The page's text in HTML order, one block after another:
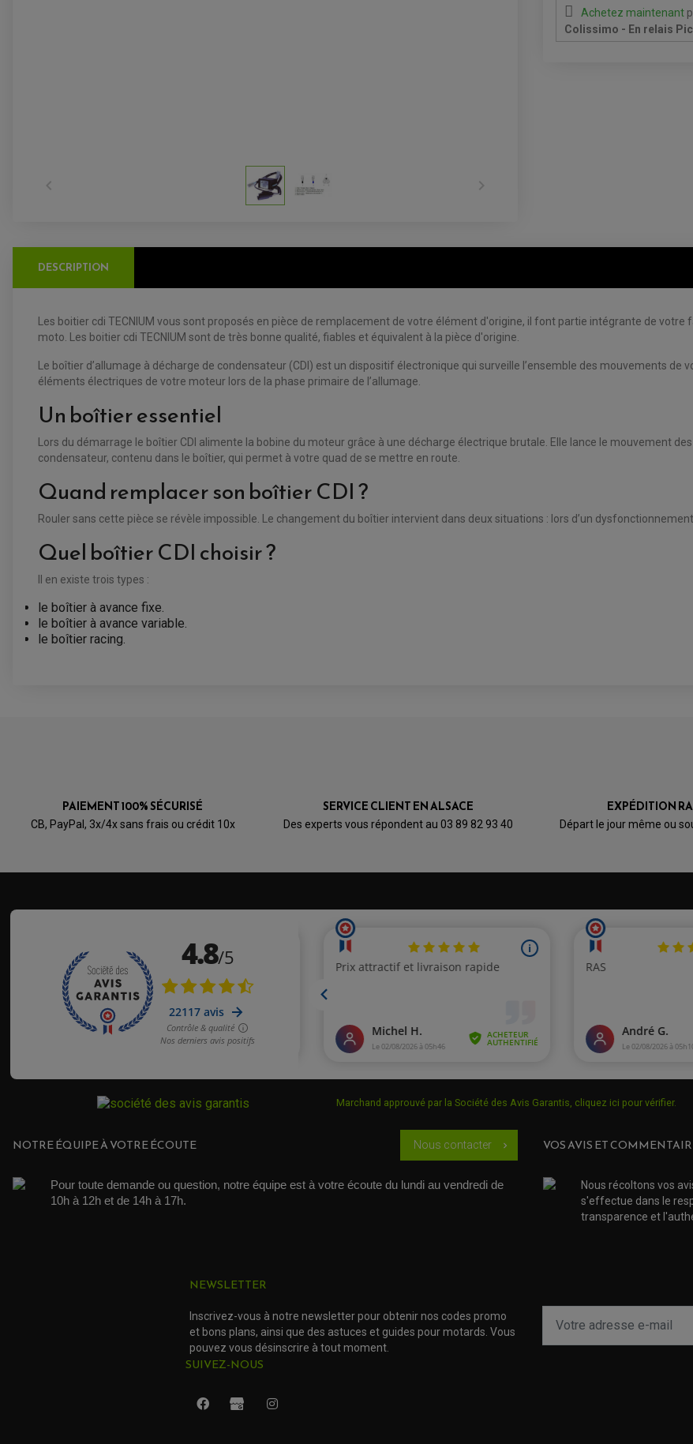
 
Achetez maintenant
Colissimo - En relais
DESCRIPTION
Les boitier cdi TECNIUM vous sont proposés en pièce de remplacement de votre élément d'origine, il font partie intégrante de
moto. Les boitier cdi TECNIUM sont de très bonne qualité, fiables et équivalent à la pièce d'origine.
Le boîtier d’allumage à décharge de condensateur (CDI) est un dispositif électronique qui surveille l’ensemble des mouvements
éléments électriques de votre moteur lors de la phase primaire de l’allumage.
Un boîtier essentiel
Lors du démarrage le boîtier CDI alimente la bobine du moteur grâce à une décharge électrique brutale. Elle lance le mouvement
condensateur, contenu dans le boîtier, qui permet à votre quad de se mettre en route.
Quand remplacer son boîtier CDI ?
Rouler sans cette pièce se révèle impossible. Le changement du boîtier intervient dans deux situations : lors d’un
Quel boîtier CDI choisir ?
Il en existe trois types :
le boîtier à avance fixe.
le boîtier à avance variable.
le boîtier racing.
PAIEMENT 100% SÉCURISÉ
CB, PayPal, 3x/4x sans frais ou crédit 10x
SERVICE CLIENT EN ALSACE
Des experts vous répondent au 03 89 82 93 40
EXPÉDITION
Départ le jour même ou
Marchand approuvé par la Société des Avis Garantis, cliquez ici pour vérifier.
NOTRE ÉQUIPE À VOTRE ÉCOUTE Nous contacter chevron_right
Pour toute demande ou question, notre équipe est à votre écoute du lundi au vendredi de
10h à 12h et de 14h à 17h.
VOS AVIS ET
Nous récoltons vos
s'effectue dans le
transparence et
NEWSLETTER
Inscrivez-vous à notre newsletter pour obtenir nos codes promo
et bons plans, ainsi que des astuces et guides pour motards. Vous
pouvez vous désinscrire à tout moment.
SUIVEZ-NOUS